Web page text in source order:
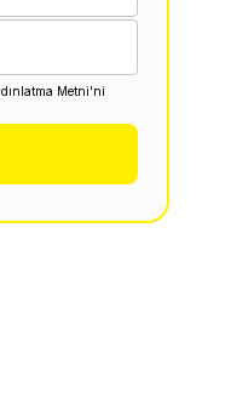
Metni'ni